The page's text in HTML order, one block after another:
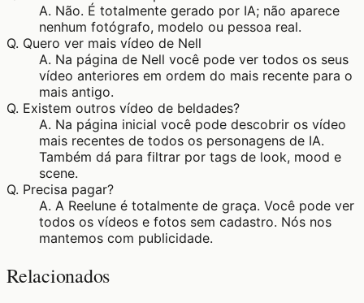
A. Não. É totalmente gerado por IA; não aparece
nenhum fotógrafo, modelo ou pessoa real.
Q. Quero ver mais vídeo de Nell
A. Na página de Nell você pode ver todos os seus
vídeo anteriores em ordem do mais recente para o
mais antigo.
Q. Existem outros vídeo de beldades?
A. Na página inicial você pode descobrir os vídeo
mais recentes de todos os personagens de IA.
Também dá para filtrar por tags de look, mood e
scene.
Q. Precisa pagar?
A. A Reelune é totalmente de graça. Você pode ver
todos os vídeos e fotos sem cadastro. Nós nos
mantemos com publicidade.
Relacionados